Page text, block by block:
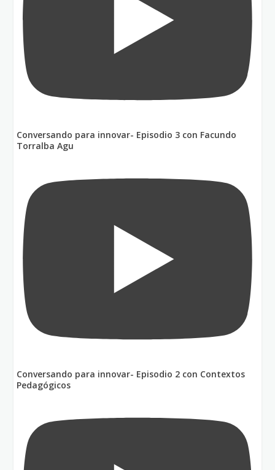
Conversando para innovar- Episodio 3 con Facundo
Torralba Agu
Conversando para innovar- Episodio 2 con Contextos
Pedagógicos